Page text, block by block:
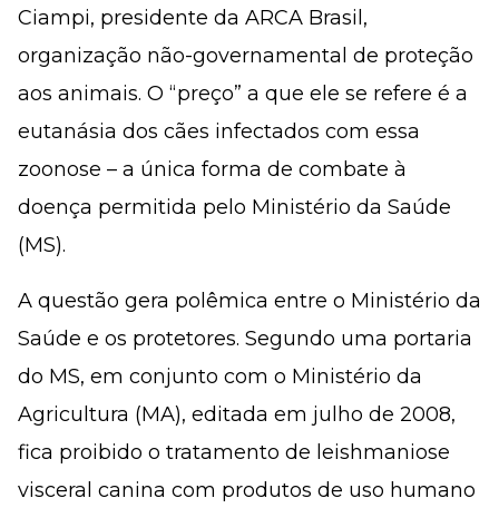
Ciampi, presidente da ARCA Brasil,
organização não-governamental de proteção
aos animais. O “preço” a que ele se refere é a
eutanásia dos cães infectados com essa
zoonose – a única forma de combate à
doença permitida pelo Ministério da Saúde
(MS).
A questão gera polêmica entre o Ministério da
Saúde e os protetores. Segundo uma portaria
do MS, em conjunto com o Ministério da
Agricultura (MA), editada em julho de 2008,
fica proibido o tratamento de leishmaniose
visceral canina com produtos de uso humano